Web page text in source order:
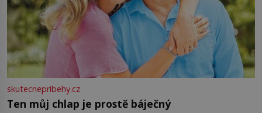
skutecnepribehy.cz
Ten můj chlap je prostě báječný